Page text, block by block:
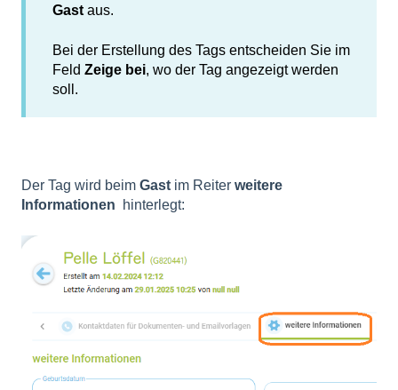
Gast aus.
Bei der Erstellung des Tags entscheiden Sie im
Feld Zeige bei, wo der Tag angezeigt werden
soll.
Der Tag wird beim Gast im Reiter weitere
Informationen
hinterlegt: